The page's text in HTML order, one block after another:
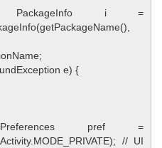
PackageInfo i =
e) {
pref =
// UI